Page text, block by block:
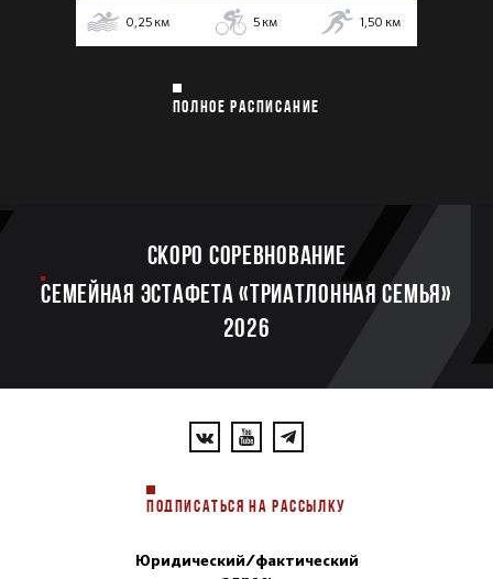
0,25 км 5 км 1,50 км
ПОЛНОЕ РАСПИСАНИЕ
Скоро соревнование
Семейная эстафета «Триатлонная семья»
2026
ПОДПИСАТЬСЯ НА РАССЫЛКУ
Юридический/фактический